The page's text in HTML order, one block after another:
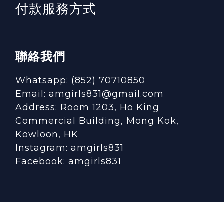
付款服務方式
聯絡我們
Whatsapp: (852) 70710850
Email: amgirls831@gmail.com
Address: Room 1203, Ho King
Commercial Building, Mong Kok,
Kowloon, HK
Instagram: amgirls831
Facebook: amgirls831